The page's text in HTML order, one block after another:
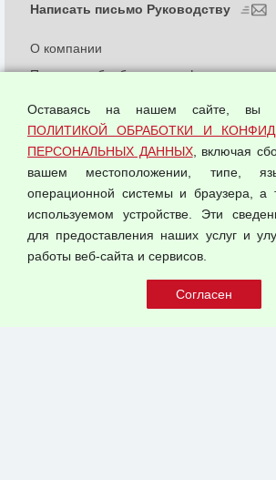
© 2026 ООО "Феникс"
О компании
Политика обработки и
Согласием на обработку персональных
Оферта оптовой купли-продажи
Публичная оферта
Написать письмо Руководству
Оставаясь на нашем сайте, вы
ПОЛИТИКОЙ ОБРАБОТКИ И
ПЕРСОНАЛЬНЫХ ДАННЫХ, включая
вашем местоположении, типе,
операционной системы и браузера, а
используемом устройстве. Эти
для предоставления наших услуг и
работы веб-сайта и сервисов.